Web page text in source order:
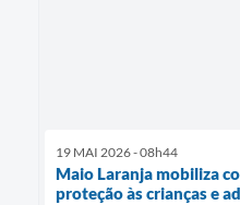
19 MAI 2026 - 08h44
Maio Laranja mobiliza
proteção às crianças e